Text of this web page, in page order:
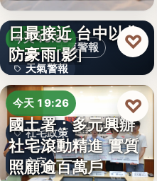
段階…
天氣警報
今天 19:36
天氣警報
文字
颱風白海豚8日及9
日最接近 台中以北
防豪雨[影]
♡
今天 19:26
社宅政策
文字
國土署：多元興辦
社宅滾動精進 實質
照顧逾百萬戶
♡